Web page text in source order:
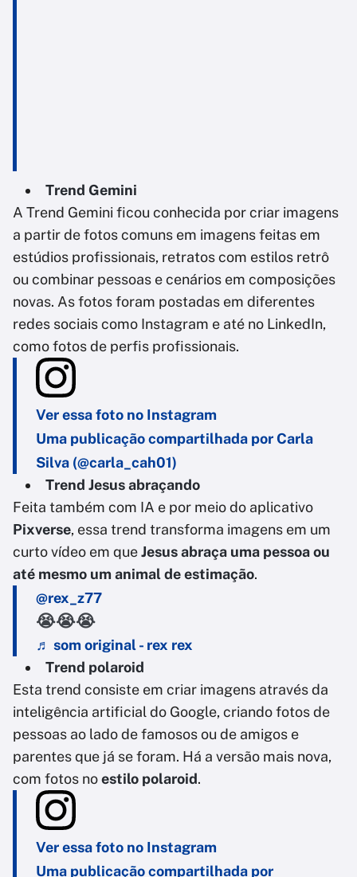
Trend Gemini
A Trend Gemini ficou conhecida por criar imagens
a partir de fotos comuns em imagens feitas em
estúdios profissionais, retratos com estilos retrô
ou combinar pessoas e cenários em composições
novas. As fotos foram postadas em diferentes
redes sociais como Instagram e até no LinkedIn,
como fotos de perfis profissionais.
Ver essa foto no Instagram
Uma publicação compartilhada por Carla
Silva (@carla_cah01)
Trend Jesus abraçando
Feita também com IA e por meio do aplicativo
Pixverse, essa trend transforma imagens em um
curto vídeo em queJesus abraça uma pessoa ou
até mesmo um animal de estimação.
@rex_z77
😭😭😭
♬ som original - rex rex
Trend polaroid
Esta trend consiste em criar imagens através da
inteligência artificial do Google, criando fotos de
pessoas ao lado de famosos ou de amigos e
parentes que já se foram. Há a versão mais nova,
com fotos noestilo polaroid.
Ver essa foto no Instagram
Uma publicação compartilhada por